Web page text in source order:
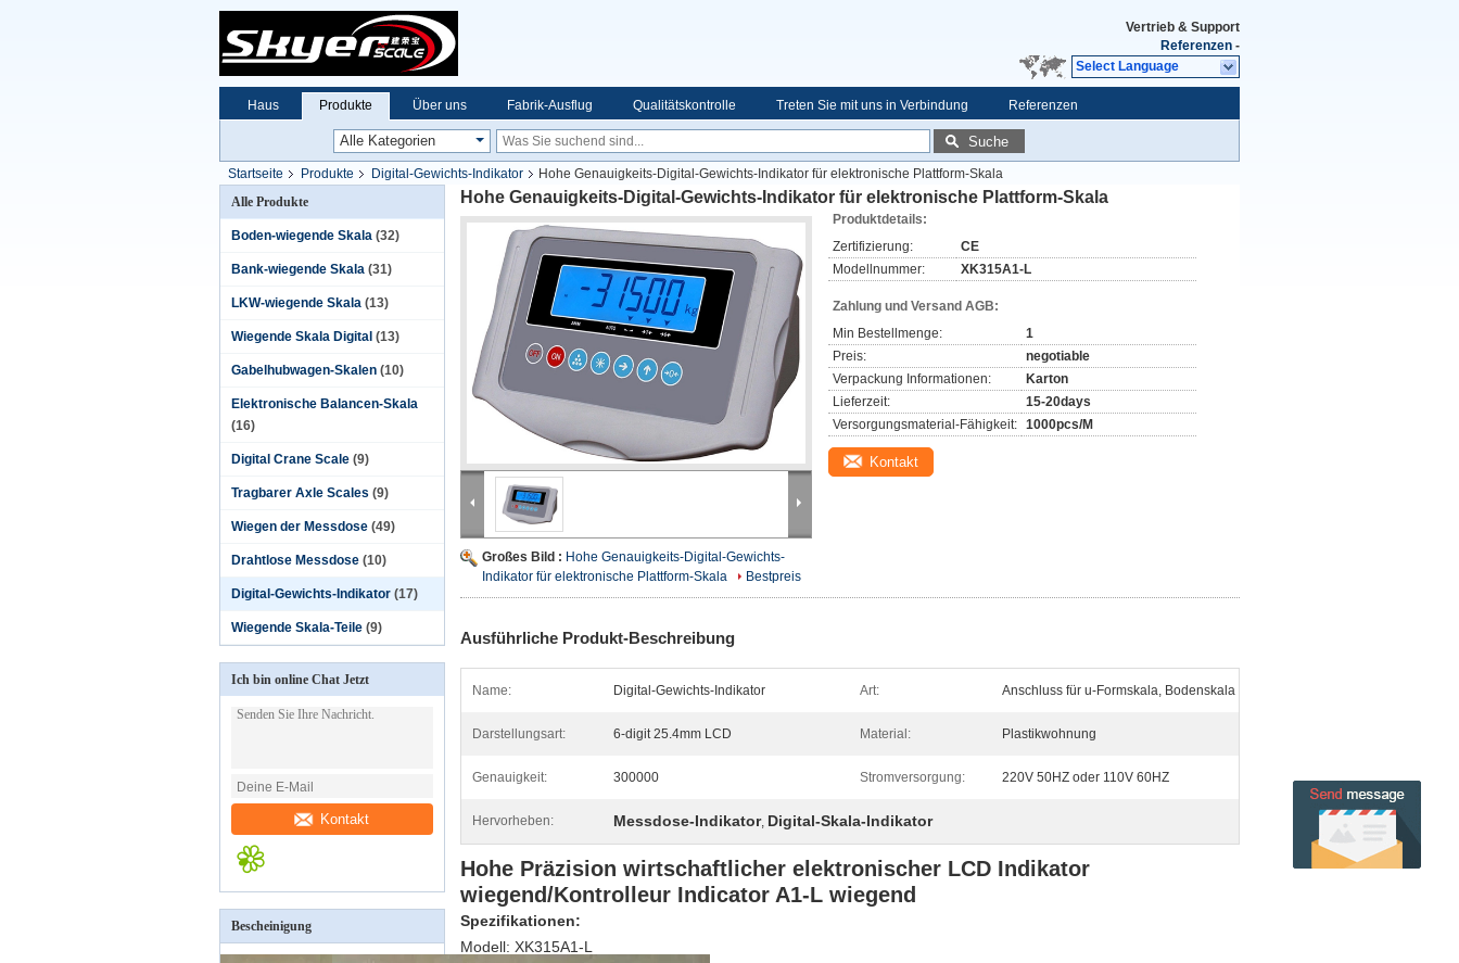
Vertrieb & Support
Referenzen -
Select Language
Haus Produkte Über uns Fabrik-Ausflug Qualitätskontrolle Treten Sie mit uns in Verbindung Referenzen
Suche
Startseite Produkte Digital-Gewichts-Indikator
Hohe Genauigkeits-Digital-Gewichts-Indikator für elektronische Plattform-Skala
Alle Produkte
Boden-wiegende Skala (32)
Bank-wiegende Skala (31)
LKW-wiegende Skala (13)
Wiegende Skala Digital (13)
Gabelhubwagen-Skalen (10)
Elektronische Balancen-Skala
(16)
Digital Crane Scale (9)
Tragbarer Axle Scales (9)
Wiegen der Messdose (49)
Drahtlose Messdose (10)
Digital-Gewichts-Indikator (17)
Wiegende Skala-Teile (9)
Ich bin online Chat Jetzt
Kontakt
Bescheinigung
Hohe Genauigkeits-Digital-Gewichts-Indikator für elektronische Plattform-Skala
Großes Bild : Hohe Genauigkeits-Digital-Gewichts-
Indikator für elektronische Plattform-Skala
Bestpreis
Produktdetails:
Zertifizierung:
CE
Modellnummer:
XK315A1-L
Zahlung und Versand AGB:
Min Bestellmenge:
1
Preis:
negotiable
Verpackung Informationen:
Karton
Lieferzeit:
15-20days
Versorgungsmaterial-Fähigkeit: 1000pcs/M
Kontakt
Ausführliche Produkt-Beschreibung
Name: Digital-Gewichts-Indikator Art: Anschluss für u-Formskala, Bodenskala
Darstellungsart: 6-digit 25.4mm LCD Material: Plastikwohnung
Genauigkeit: 300000 Stromversorgung: 220V 50HZ oder 110V 60HZ
Hervorheben: Messdose-Indikator, Digital-Skala-Indikator
Hohe Präzision wirtschaftlicher elektronischer LCD Indikator
wiegend/Kontrolleur Indicator A1-L wiegend
Spezifikationen:
Modell: XK315A1-L